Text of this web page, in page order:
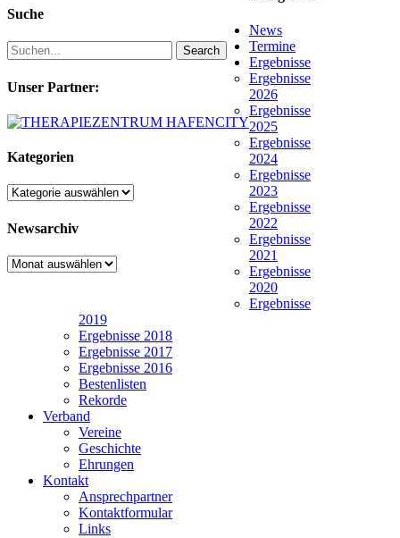
Suche
Search
Unser Partner:
Kategorien
Kategorien
Newsarchiv
Newsarchiv
News
Termine
Ergebnisse
Ergebnisse
2026
Ergebnisse
2025
Ergebnisse
2024
Ergebnisse
2023
Ergebnisse
2022
Ergebnisse
2021
Ergebnisse
2020
Ergebnisse
2019
Ergebnisse 2018
Ergebnisse 2017
Ergebnisse 2016
Bestenlisten
Rekorde
Verband
Vereine
Geschichte
Ehrungen
Kontakt
Ansprechpartner
Kontaktformular
Links